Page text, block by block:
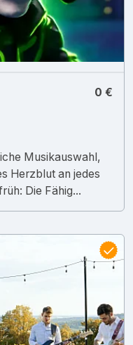
0 €
Musikauswahl,
Herzblut an jedes
Die Fähig...